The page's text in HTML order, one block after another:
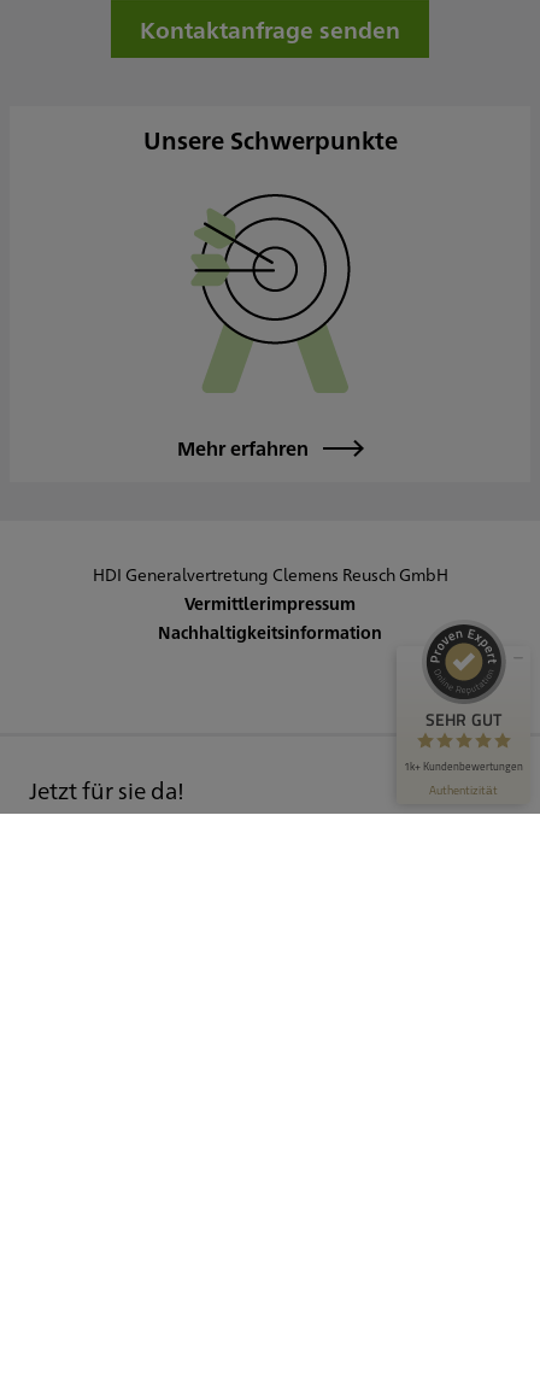
Kontaktanfrage senden
Unsere Schwerpunkte
Mehr erfahren
HDI Generalvertretung Clemens Reusch GmbH
Vermittlerimpressum
Nachhaltigkeitsinformation
Jetzt für sie da!
SEHR GUT
1k+ Kundenbewertungen
Authentizität
Empfehlungen auf
4,89 / 5,00
927
Bewertungen auf
ProvenExpert.com
Blick aufs ProvenExpert-Profil werfen
4.8.2026